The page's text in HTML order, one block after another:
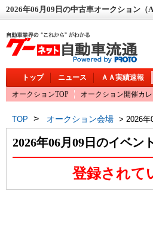
2026年06月09日の中古車オークション
トップ ニュース ＡＡ実績速報
オークションTOP
オークション開催カ
TOP > オークション会場 > 2026年
2026年06月09日のイベン
登録されて